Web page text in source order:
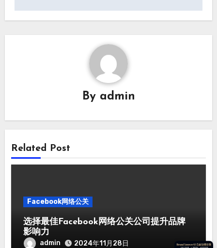
航
By admin
Related Post
Facebook网络公关
选择最佳Facebook网络公关公司提升品牌
影响力
admin 2024年11月28日